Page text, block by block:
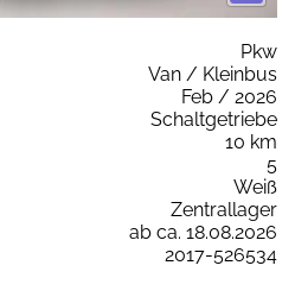
Pkw
Van / Kleinbus
Feb / 2026
Schaltgetriebe
10 km
5
Weiß
Zentrallager
ab ca. 18.08.2026
2017-526534